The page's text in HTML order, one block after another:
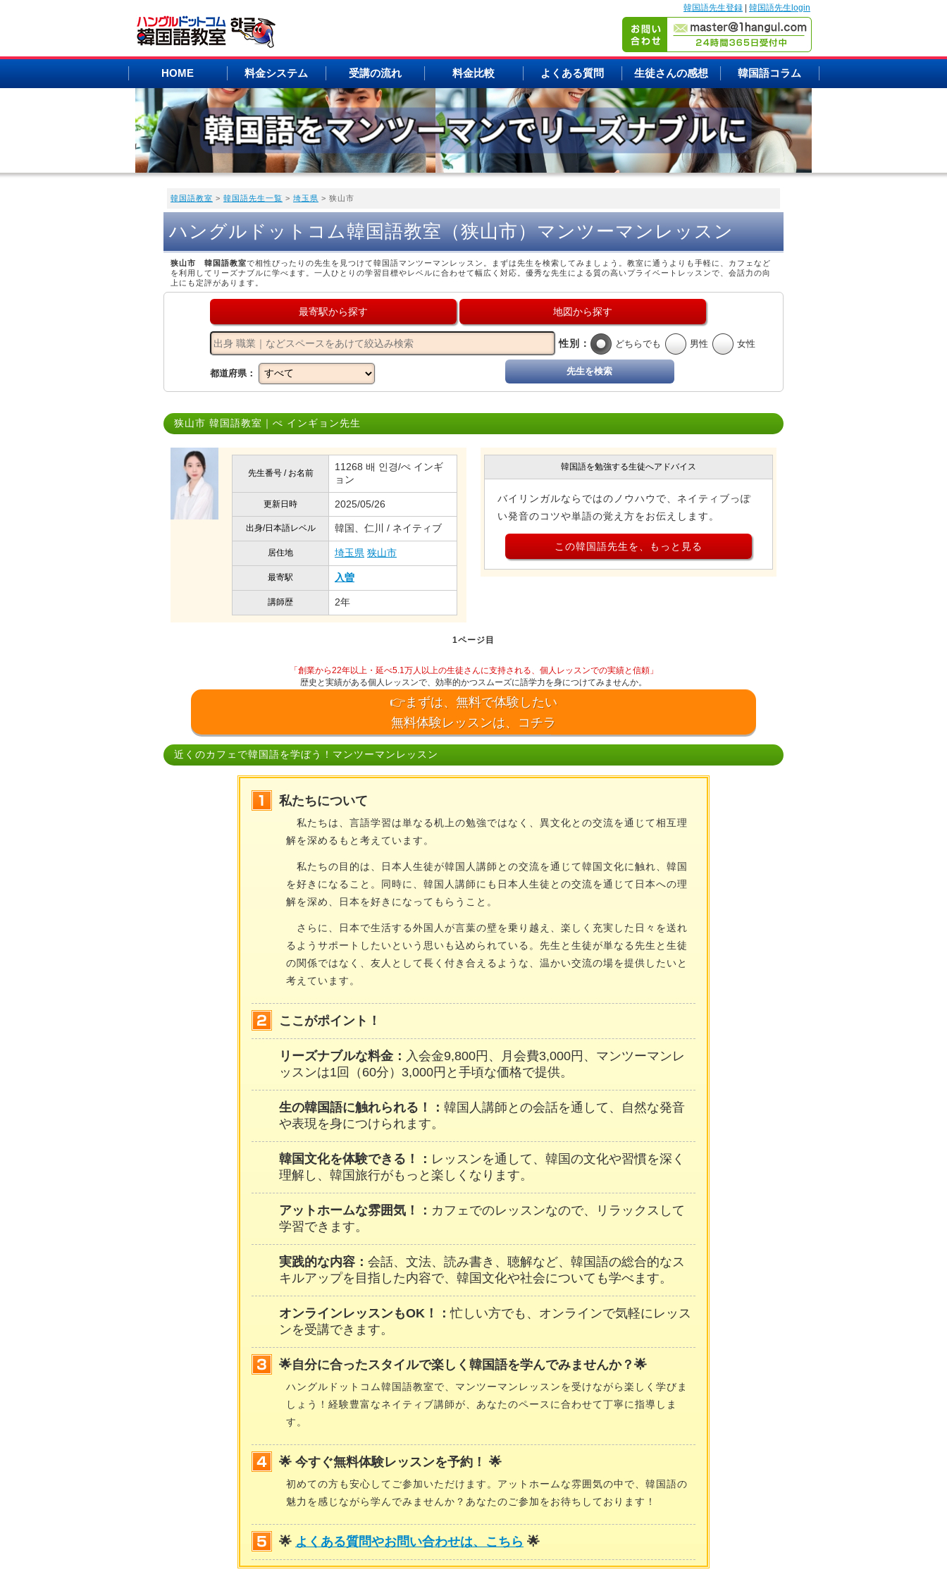
韓国語先生登録 韓国語先生login
HOME 料金システム 受講の流れ 料金比較 よくある質問 生徒さんの感想 韓国語コラム
韓国語教室 > 韓国語先生一覧 > 埼玉県 > 狭山市
ハングルドットコム韓国語教室（狭山市）マンツーマンレッスン
狭山市 韓国語教室で相性ぴったりの先生を見つけて韓国語マンツーマンレッスン。まずは先生を検索してみましょう。教室に通うよりも手軽に、カフェなど
を利用してリーズナブルに学べます。一人ひとりの学習目標やレベルに合わせて幅広く対応。優秀な先生による質の高いプライベートレッスンで、会話力の向
上にも定評があります。
最寄駅から探す 地図から探す
性別： どちらでも 男性 女性
都道府県： 先生を検索
狭山市 韓国語教室｜ぺ インギョン先生
先生番号 / お名前
11268 배 인경/ぺ インギ
ョン
更新日時 2025/05/26
出身/日本語レベル 韓国、仁川 / ネイティブ
居住地 埼玉県 狭山市
最寄駅 入曽
講師歴 2年
韓国語を勉強する生徒へアドバイス
バイリンガルならではのノウハウで、ネイティブっぽ
い発音のコツや単語の覚え方をお伝えします。
この韓国語先生を、もっと見る
1ページ目
「創業から22年以上・延べ5.1万人以上の生徒さんに支持される、個人レッスンでの実績と信頼」
歴史と実績がある個人レッスンで、効率的かつスムーズに語学力を身につけてみませんか。
👉まずは、無料で体験したい
無料体験レッスンは、コチラ
近くのカフェで韓国語を学ぼう！マンツーマンレッスン
私たちについて
私たちは、言語学習は単なる机上の勉強ではなく、異文化との交流を通じて相互理
解を深めるもと考えています。
私たちの目的は、日本人生徒が韓国人講師との交流を通じて韓国文化に触れ、韓国
を好きになること。同時に、韓国人講師にも日本人生徒との交流を通じて日本への理
解を深め、日本を好きになってもらうこと。
さらに、日本で生活する外国人が言葉の壁を乗り越え、楽しく充実した日々を送れ
るようサポートしたいという思いも込められている。先生と生徒が単なる先生と生徒
の関係ではなく、友人として長く付き合えるような、温かい交流の場を提供したいと
考えています。
ここがポイント！
リーズナブルな料金： 入会金9,800円、月会費3,000円、マンツーマンレ
ッスンは1回（60分）3,000円と手頃な価格で提供。
生の韓国語に触れられる！： 韓国人講師との会話を通して、自然な発音
や表現を身につけられます。
韓国文化を体験できる！： レッスンを通して、韓国の文化や習慣を深く
理解し、韓国旅行がもっと楽しくなります。
アットホームな雰囲気！： カフェでのレッスンなので、リラックスして
学習できます。
実践的な内容： 会話、文法、読み書き、聴解など、韓国語の総合的なス
キルアップを目指した内容で、韓国文化や社会についても学べます。
オンラインレッスンもOK！：忙しい方でも、オンラインで気軽にレッス
ンを受講できます。
🌟自分に合ったスタイルで楽しく韓国語を学んでみませんか？🌟
ハングルドットコム韓国語教室で、マンツーマンレッスンを受けながら楽しく学びま
しょう！経験豊富なネイティブ講師が、あなたのペースに合わせて丁寧に指導しま
す。
🌟 今すぐ無料体験レッスンを予約！ 🌟
初めての方も安心してご参加いただけます。アットホームな雰囲気の中で、韓国語の
魅力を感じながら学んでみませんか？あなたのご参加をお待ちしております！
🌟 よくある質問やお問い合わせは、こちら 🌟